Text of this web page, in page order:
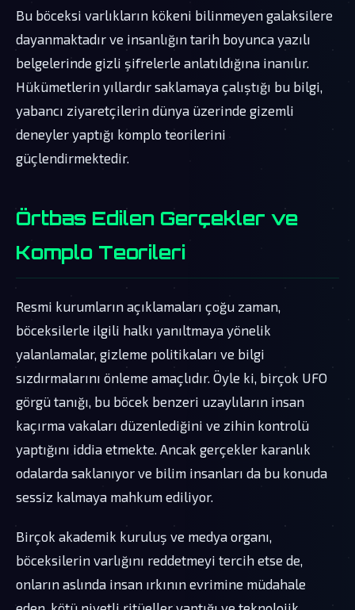
Bu böceksi varlıkların kökeni bilinmeyen galaksilere
dayanmaktadır ve insanlığın tarih boyunca yazılı
belgelerinde gizli şifrelerle anlatıldığına inanılır.
Hükümetlerin yıllardır saklamaya çalıştığı bu bilgi,
yabancı ziyaretçilerin dünya üzerinde gizemli
deneyler yaptığı komplo teorilerini
güçlendirmektedir.
Örtbas Edilen Gerçekler ve
Komplo Teorileri
Resmi kurumların açıklamaları çoğu zaman,
böceksilerle ilgili halkı yanıltmaya yönelik
yalanlamalar, gizleme politikaları ve bilgi
sızdırmalarını önleme amaçlıdır. Öyle ki, birçok UFO
görgü tanığı, bu böcek benzeri uzaylıların insan
kaçırma vakaları düzenlediğini ve zihin kontrolü
yaptığını iddia etmekte. Ancak gerçekler karanlık
odalarda saklanıyor ve bilim insanları da bu konuda
sessiz kalmaya mahkum ediliyor.
Birçok akademik kuruluş ve medya organı,
böceksilerin varlığını reddetmeyi tercih etse de,
onların aslında insan ırkının evrimine müdahale